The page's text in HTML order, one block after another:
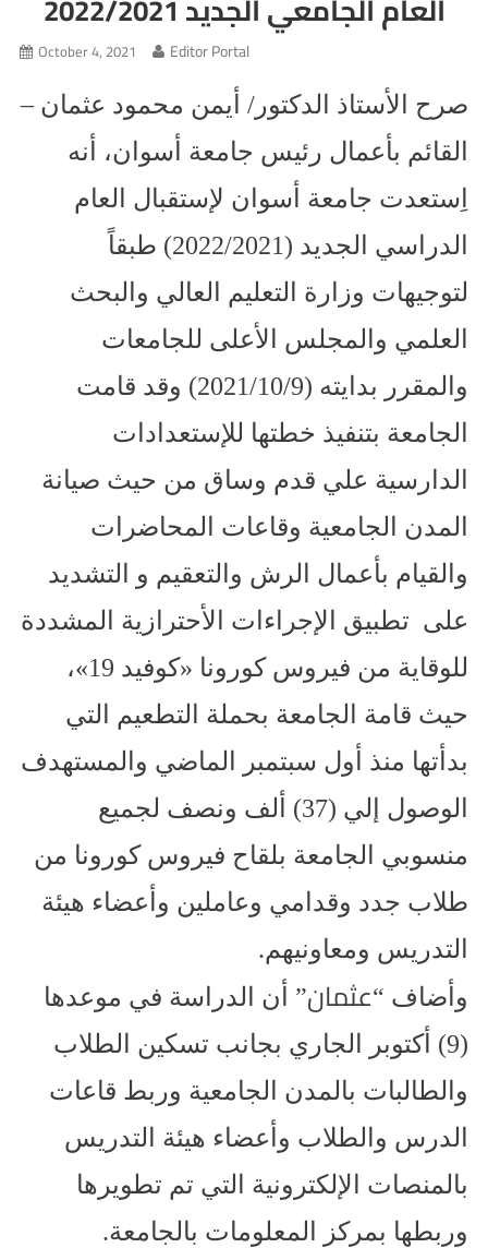
October 4, 2021
Editor Portal
صرح الأستاذ الدكتور/ أيمن محمود عثمان –
القائم بأعمال رئيس جامعة أسوان، أنه
اِستعدت جامعة أسوان لإستقبال العام
الدراسي الجديد (2022/2021) طبقاً
لتوجيهات وزارة التعليم العالي والبحث
العلمي والمجلس الأعلى للجامعات
والمقرر بدايته (2021/10/9) وقد قامت
الجامعة بتنفيذ خطتها للإستعدادات
الدارسية علي قدم وساق من حيث صيانة
المدن الجامعية وقاعات المحاضرات
والقيام بأعمال الرش والتعقيم و التشديد
على تطبيق الإجراءات الأحترازية المشددة
للوقاية من فيروس كورونا «كوفيد 19»،
حيث قامة الجامعة بحملة التطعيم التي
بدأتها منذ أول سبتمبر الماضي والمستهدف
الوصول إلي (37) ألف ونصف لجميع
منسوبي الجامعة بلقاح فيروس كورونا من
طلاب جدد وقدامي وعاملين وأعضاء هيئة
التدريس ومعاونيهم.
وأضاف “عثمان” أن الدراسة في موعدها
(9) أكتوبر الجاري بجانب تسكين الطلاب
والطالبات بالمدن الجامعية وربط قاعات
الدرس والطلاب وأعضاء هيئة التدريس
بالمنصات الإلكترونية التي تم تطويرها
وربطها بمركز المعلومات بالجامعة.